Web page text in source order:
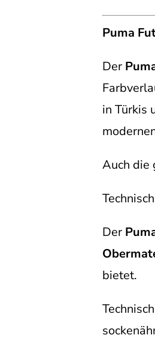
Puma
Der
in Türkis
Auch die
Der
bietet.